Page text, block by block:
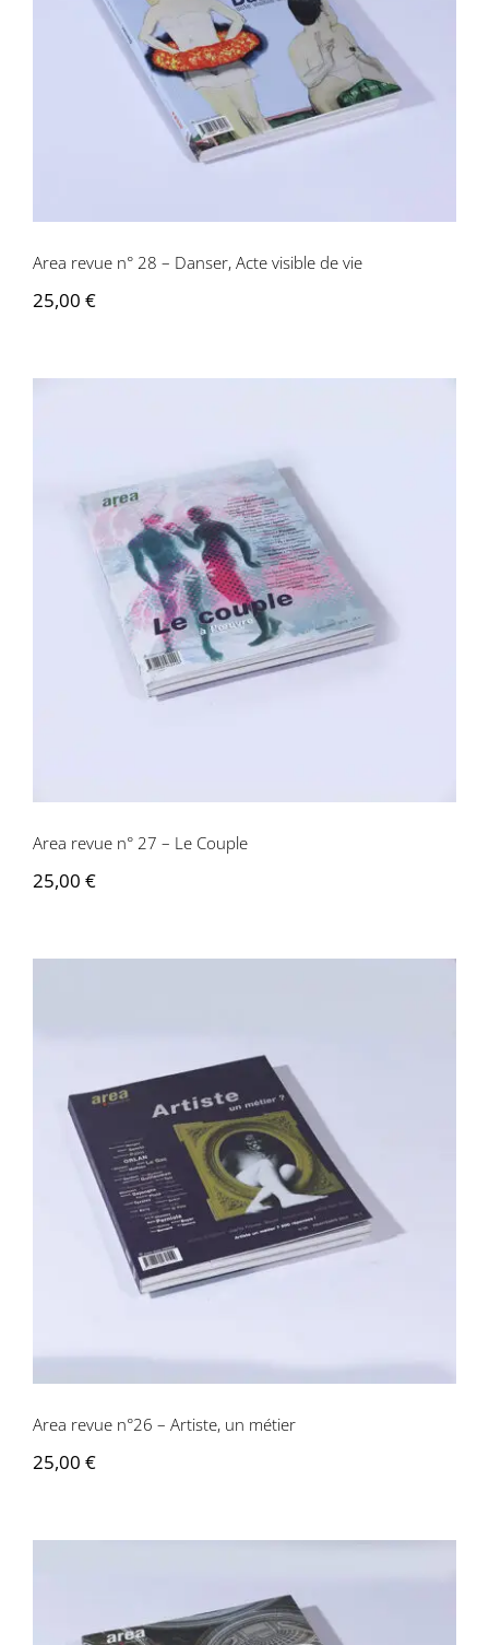
de vie
Area revue n° 28 – Danser, Acte visible de vie
25,00 €
Area revue n° 27 – Le Couple
Area revue n° 27 – Le Couple
25,00 €
Area revue n°26 – Artiste, un métier
Area revue n°26 – Artiste, un métier
25,00 €